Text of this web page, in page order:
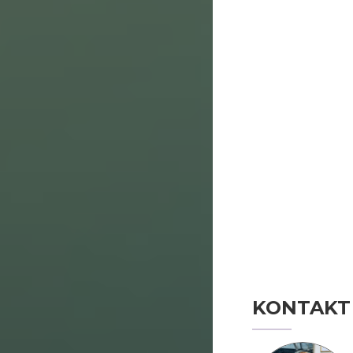
KONTAKT